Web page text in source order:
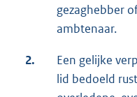
gezaghebber
ambtenaar.
2.
Een gelijke
lid bedoeld